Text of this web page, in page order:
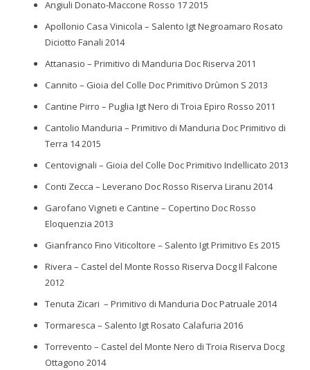
Angiuli Donato-Maccone Rosso 17 2015
Apollonio Casa Vinicola – Salento Igt Negroamaro Rosato
Diciotto Fanali 2014
Attanasio – Primitivo di Manduria Doc Riserva 2011
Cannito – Gioia del Colle Doc Primitivo Drùmon S 2013
Cantine Pirro – Puglia Igt Nero di Troia Epiro Rosso 2011
Cantolio Manduria – Primitivo di Manduria Doc Primitivo di
Terra 14 2015
Centovignali – Gioia del Colle Doc Primitivo Indellicato 2013
Conti Zecca – Leverano Doc Rosso Riserva Liranu 2014
Garofano Vigneti e Cantine – Copertino Doc Rosso
Eloquenzia 2013
Gianfranco Fino Viticoltore – Salento Igt Primitivo Es 2015
Rivera – Castel del Monte Rosso Riserva Docg Il Falcone
2012
Tenuta Zicari – Primitivo di Manduria Doc Patruale 2014
Tormaresca – Salento Igt Rosato Calafuria 2016
Torrevento – Castel del Monte Nero di Troia Riserva Docg
Ottagono 2014